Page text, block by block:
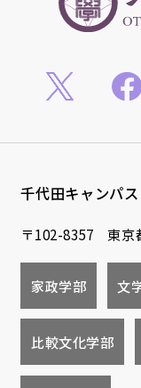
千代田キャンパス
〒102-8357 東京
家政学部 文
比較文化学部